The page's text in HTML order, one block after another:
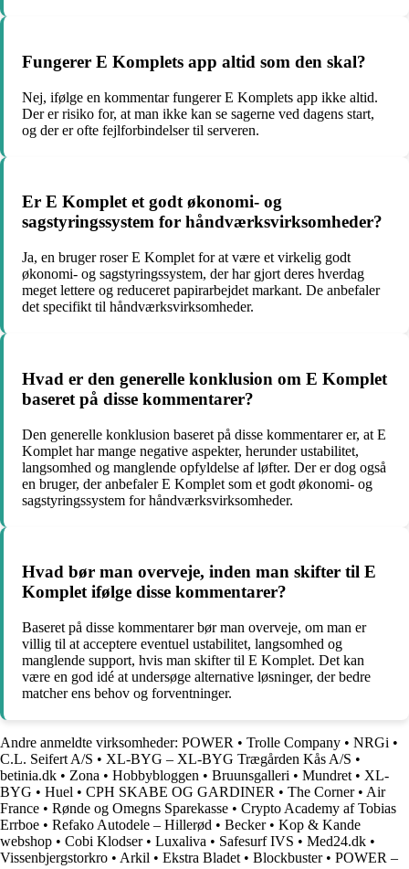
Fungerer E Komplets app altid som den skal?
Nej, ifølge en kommentar fungerer E Komplets app ikke altid.
Der er risiko for, at man ikke kan se sagerne ved dagens start,
og der er ofte fejlforbindelser til serveren.
Er E Komplet et godt økonomi- og
sagstyringssystem for håndværksvirksomheder?
Ja, en bruger roser E Komplet for at være et virkelig godt
økonomi- og sagstyringssystem, der har gjort deres hverdag
meget lettere og reduceret papirarbejdet markant. De anbefaler
det specifikt til håndværksvirksomheder.
Hvad er den generelle konklusion om E Komplet
baseret på disse kommentarer?
Den generelle konklusion baseret på disse kommentarer er, at E
Komplet har mange negative aspekter, herunder ustabilitet,
langsomhed og manglende opfyldelse af løfter. Der er dog også
en bruger, der anbefaler E Komplet som et godt økonomi- og
sagstyringssystem for håndværksvirksomheder.
Hvad bør man overveje, inden man skifter til E
Komplet ifølge disse kommentarer?
Baseret på disse kommentarer bør man overveje, om man er
villig til at acceptere eventuel ustabilitet, langsomhed og
manglende support, hvis man skifter til E Komplet. Det kan
være en god idé at undersøge alternative løsninger, der bedre
matcher ens behov og forventninger.
Andre anmeldte virksomheder: POWER • Trolle Company • NRGi •
C.L. Seifert A/S • XL-BYG – XL-BYG Trægården Kås A/S •
betinia.dk • Zona • Hobbybloggen • Bruunsgalleri • Mundret • XL-
BYG • Huel • CPH SKABE OG GARDINER • The Corner• Air
France • Rønde og Omegns Sparekasse • Crypto Academy af Tobias
Errboe • Refako Autodele – Hillerød • Becker• Kop & Kande
webshop • Cobi Klodser• Luxaliva • Safesurf IVS • Med24.dk •
Vissenbjergstorkro • Arkil • Ekstra Bladet • Blockbuster• POWER –